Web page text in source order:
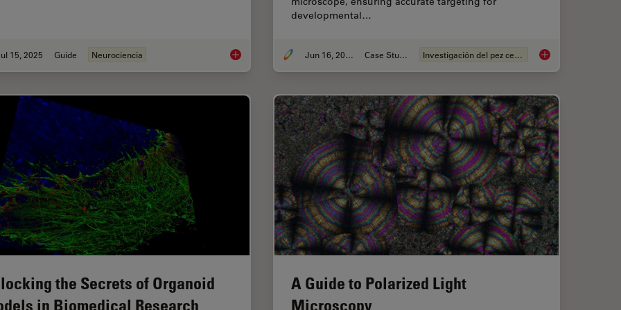
15, 2025 Guide Neurociencia Neurociencia
developmental…
Jun 16, 2025 Case Study Investigación del pez cebra Improving
the Secrets of Organoid
in Biomedical Research
A Guide to Polarized Light
Microscopy